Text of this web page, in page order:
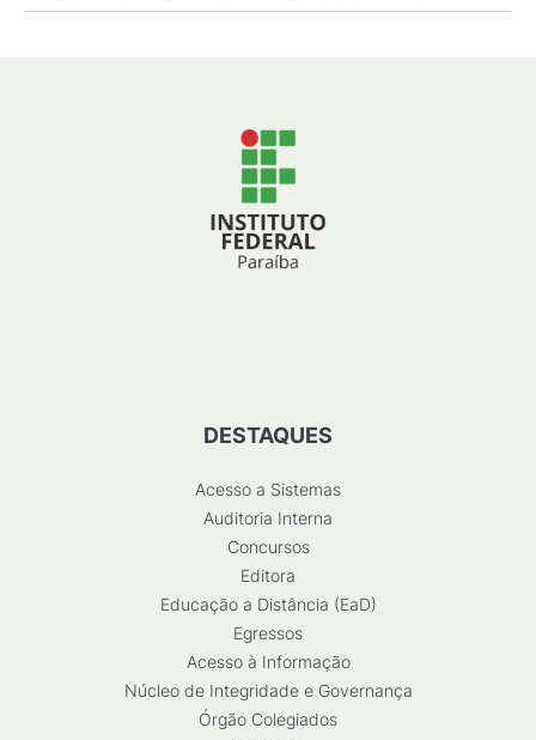
DESTAQUES
Acesso a Sistemas
Auditoria Interna
Concursos
Editora
Educação a Distância (EaD)
Egressos
Acesso à Informação
Núcleo de Integridade e Governança
Órgão Colegiados